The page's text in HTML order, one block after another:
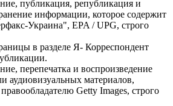
публикация, републикация и
информации, которое содержит
Украина", EPA / UPG, строго
в разделе Я- Корреспондент
перепечатка и воспроизведение
аудиовизуальных материалов,
Getty Images, строго